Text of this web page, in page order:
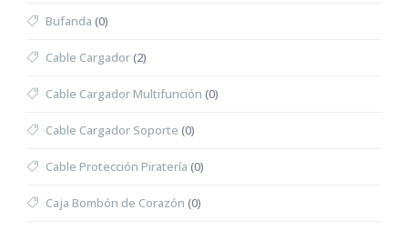
Bufanda (0)
Cable Cargador(2)
Cable Cargador Multifunción (0)
Cable Cargador Soporte (0)
Cable Protección Piratería (0)
Caja Bombón de Corazón (0)